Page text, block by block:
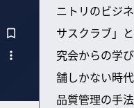
ニトリのビジ
サスクラブ」
究会からの学
舗しかない時
品質管理の手